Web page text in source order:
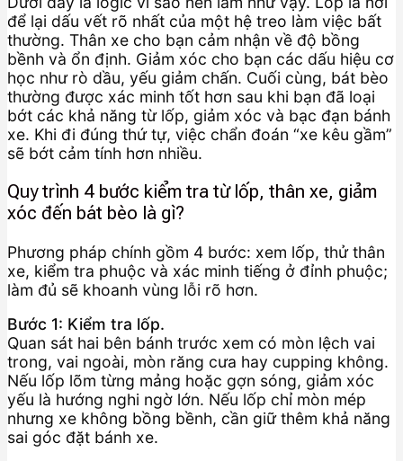
để lại dấu vết rõ nhất của một hệ treo làm việc bất
thường. Thân xe cho bạn cảm nhận về độ bồng
bềnh và ổn định. Giảm xóc cho bạn các dấu hiệu cơ
học như rò dầu, yếu giảm chấn. Cuối cùng, bát bèo
thường được xác minh tốt hơn sau khi bạn đã loại
bớt các khả năng từ lốp, giảm xóc và bạc đạn bánh
xe. Khi đi đúng thứ tự, việc chẩn đoán “xe kêu gầm”
sẽ bớt cảm tính hơn nhiều.
Quy trình 4 bước kiểm tra từ lốp, thân xe, giảm
xóc đến bát bèo là gì?
Phương pháp chính gồm 4 bước: xem lốp, thử thân
xe, kiểm tra phuộc và xác minh tiếng ở đỉnh phuộc;
làm đủ sẽ khoanh vùng lỗi rõ hơn.
Bước 1: Kiểm tra lốp.
Quan sát hai bên bánh trước xem có mòn lệch vai
trong, vai ngoài, mòn răng cưa hay cupping không.
Nếu lốp lõm từng mảng hoặc gợn sóng, giảm xóc
yếu là hướng nghi ngờ lớn. Nếu lốp chỉ mòn mép
nhưng xe không bồng bềnh, cần giữ thêm khả năng
sai góc đặt bánh xe.